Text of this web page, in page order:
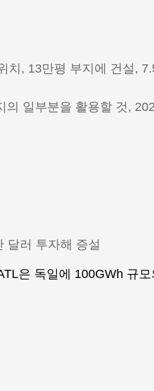
치, 13만평 부지에 건설,
일부분을 활용할 것,
달러 투자해 증설
은 독일에 100GWh 규